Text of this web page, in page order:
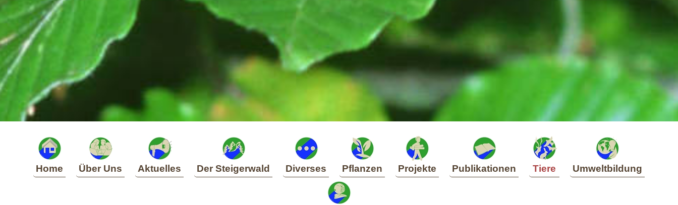
Home Über Uns Aktuelles Der Steigerwald Diverses Pflanzen Projekte Publikationen Tiere Umweltbildung